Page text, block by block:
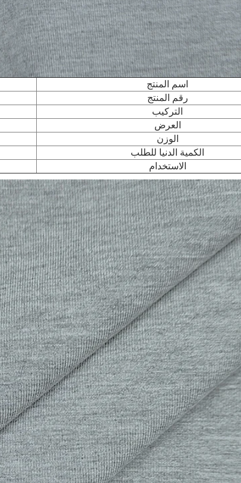
اسم المنتج
رقم المنتج
التركيب
العرض
الوزن
الكمية الدنيا للطلب
الاستخدام